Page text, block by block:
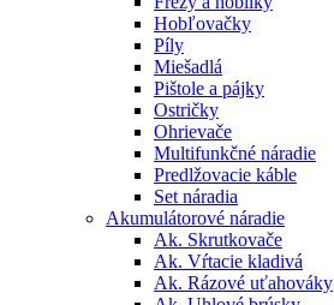
Hobľovačky
Píly
Miešadlá
Pištole a pájky
Ostričky
Ohrievače
Multifunkčné náradie
Predlžovacie káble
Set náradia
Akumulátorové náradie
Ak. Skrutkovače
Ak. Vŕtacie kladivá
Ak. Rázové uťahováky